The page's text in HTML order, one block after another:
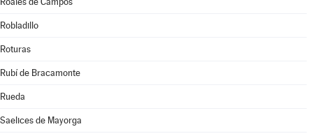
Robladillo
Roturas
Rubí de Bracamonte
Rueda
Saelices de Mayorga